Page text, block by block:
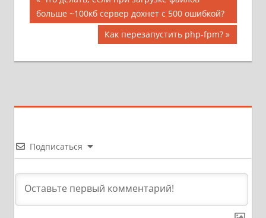
по
записям
запись;
больше ~100кб сервер дохнет с 500 ошибкой?
Следующая
запись:
Как перезапустить php-fpm?
Подписаться